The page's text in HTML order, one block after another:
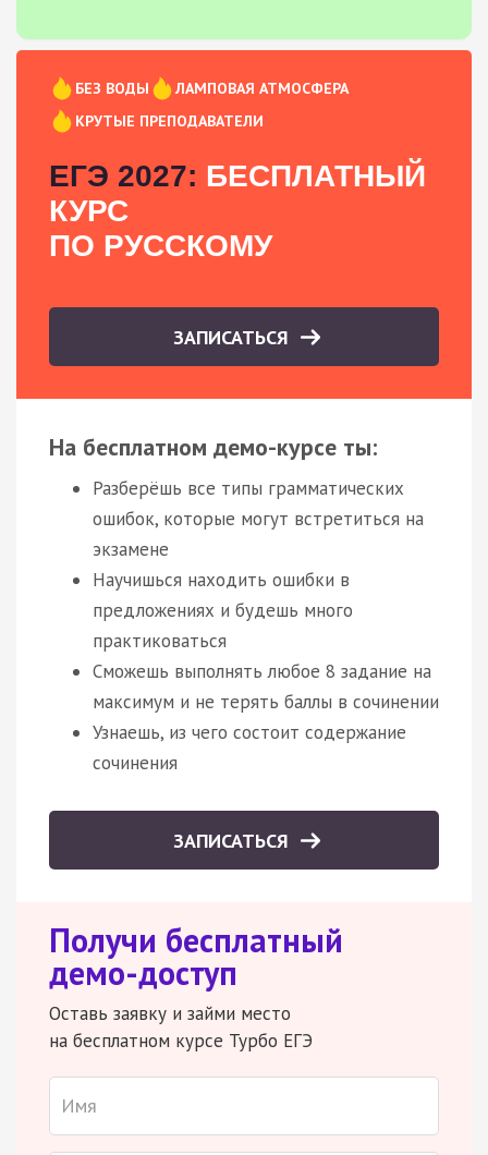
БЕЗ ВОДЫ
ЛАМПОВАЯ АТМОСФЕРА
КРУТЫЕ ПРЕПОДАВАТЕЛИ
ЕГЭ 2027: БЕСПЛАТНЫЙ
КУРС
ПО РУССКОМУ
ЗАПИСАТЬСЯ
На бесплатном демо-курсе ты:
Разберёшь все типы грамматических
ошибок, которые могут встретиться на
экзамене
Научишься находить ошибки в
предложениях и будешь много
практиковаться
Сможешь выполнять любое 8 задание на
максимум и не терять баллы в сочинении
Узнаешь, из чего состоит содержание
сочинения
ЗАПИСАТЬСЯ
Получи бесплатный
демо-доступ
Оставь заявку и займи место
на бесплатном курсе Турбо ЕГЭ